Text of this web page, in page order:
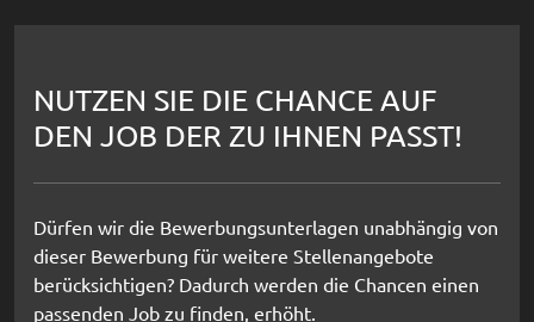
NUTZEN SIE DIE CHANCE AUF
DEN JOB DER ZU IHNEN PASST!
Dürfen wir die Bewerbungsunterlagen unabhängig von
dieser Bewerbung für weitere Stellenangebote
berücksichtigen? Dadurch werden die Chancen einen
passenden Job zu finden, erhöht.